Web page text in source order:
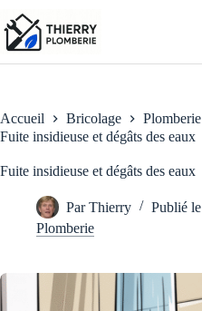
au
contenu
Accueil Bricolage
Plomberie
Fuite insidieuse et dégâts des eaux
Fuite insidieuse et dégâts des eaux
Par Thierry Publié le
Plomberie